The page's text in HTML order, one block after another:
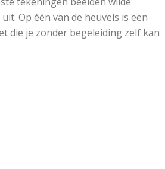
Op één van de heuvels is een
die je zonder begeleiding zelf kan